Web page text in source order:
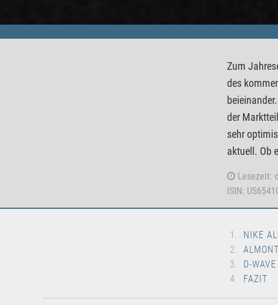
Zum
des
der
sehr
aktuell. Ob
Lesezeit:
ISIN:
NIKE
D-
FAZIT